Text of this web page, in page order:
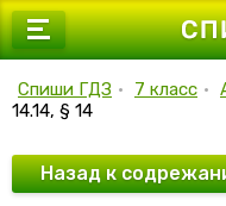
7 класс
9 класс
10 класс
Спиши ГДЗ • 7 класс •
14.14, § 14
Назад к